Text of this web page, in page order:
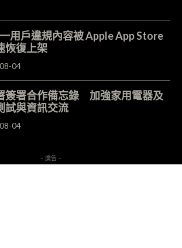
用戶違規內容被 Apple App Store
恢復上架
04
簽署合作備忘錄 加強家用電器及
試與資訊交流
04
- 廣告 -